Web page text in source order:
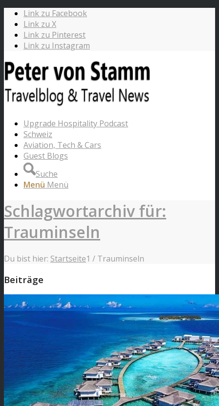
Link zu Facebook
Link zu X
Link zu Pinterest
Link zu Instagram
Upgrade Hospitality Podcast
Schweiz
Aviation, Tech & Cars
Guest Blogs
Suche
Menü Menü
Schlagwortarchiv für:
Trauminseln
Du bist hier: Startseite1 / Trauminseln
Beiträge